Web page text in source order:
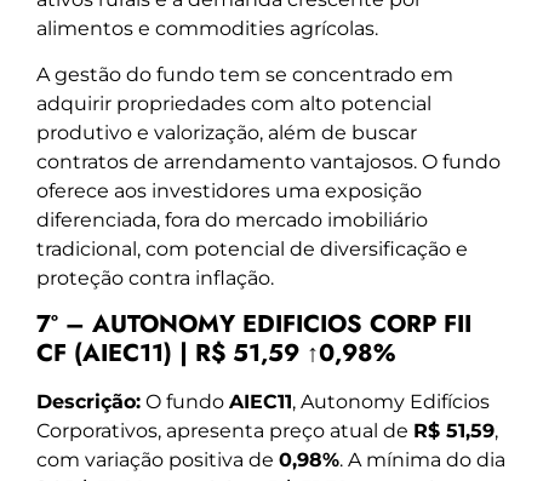
alimentos e commodities agrícolas.
A gestão do fundo tem se concentrado em
adquirir propriedades com alto potencial
produtivo e valorização, além de buscar
contratos de arrendamento vantajosos. O fundo
oferece aos investidores uma exposição
diferenciada, fora do mercado imobiliário
tradicional, com potencial de diversificação e
proteção contra inflação.
7º – AUTONOMY EDIFICIOS CORP FII
CF (AIEC11) | R$ 51,59 ↑0,98%
Descrição: O fundo AIEC11, Autonomy Edifícios
Corporativos, apresenta preço atual de R$ 51,59,
com variação positiva de 0,98%. A mínima do dia